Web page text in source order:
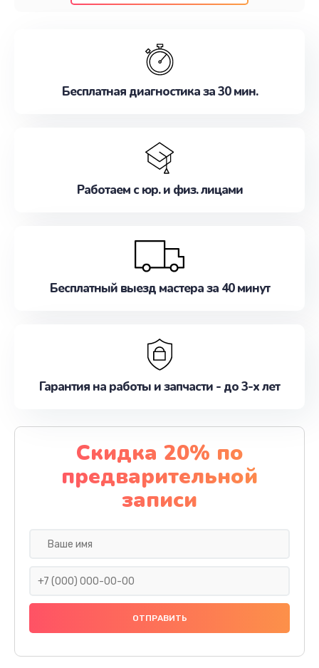
наилучшим образом. Не медлите записаться на
Бесплатная диагностика за 30 мин.
Работаем с юр. и физ. лицами
Бесплатный выезд мастера за 40 минут
Гарантия на работы и запчасти - до 3-х лет
Скидка 20% по
предварительной
записи